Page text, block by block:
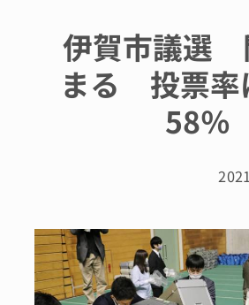
伊賀市議選
まる 投票率
58％